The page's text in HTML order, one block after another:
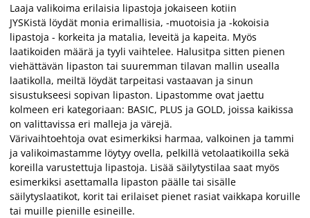
Laaja valikoima erilaisia lipastoja jokaiseen kotiin
JYSKistä löydät monia erimallisia, -muotoisia ja -kokoisia
lipastoja - korkeita ja matalia, leveitä ja kapeita. Myös
laatikoiden määrä ja tyyli vaihtelee. Halusitpa sitten pienen
viehättävän lipaston tai suuremman tilavan mallin usealla
laatikolla, meiltä löydät tarpeitasi vastaavan ja sinun
sisustukseesi sopivan lipaston. Lipastomme ovat jaettu
kolmeen eri kategoriaan: BASIC, PLUS ja GOLD, joissa kaikissa
on valittavissa eri malleja ja värejä.
Värivaihtoehtoja ovat esimerkiksi harmaa, valkoinen ja tammi
ja valikoimastamme löytyy ovella, pelkillä vetolaatikoilla sekä
koreilla varustettuja lipastoja. Lisää säilytystilaa saat myös
esimerkiksi asettamalla lipaston päälle tai sisälle
säilytyslaatikot, korit tai erilaiset pienet rasiat vaikkapa koruille
tai muille pienille esineille.